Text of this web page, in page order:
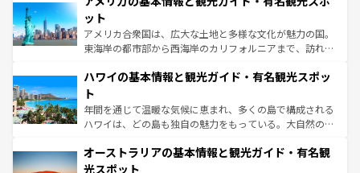
博物館もあり、アルプス観光だけでなく町歩きも満喫する
ことができる。国民の所得が高いため物価も高いが、旅行
者向けの交通パス提供のサービスもあり、うまく活用すれ
着のスイス情報はコンテンツ一覧を参照してほしい。
ット
アメリカ合衆国は、広大な土地と多様な文化が魅力の国。
東海岸の都市部から西海岸のカリフォルニアまで、訪れる
のような巨大都市は、観光、ショッピング、エンターテイ
ンメントが詰まった刺激的なスポットだ。一方、アメリカ
西部には大自然が広がり、グランドキャニオンやイエロー
ストーン国立公園といった絶景が堪能できる。さらに、南
文化が魅力。旅行者はアメリカの各地域で異なる魅力を楽
しみながら、その多様性と豊かな歴史を感じることができ
ハワイの基本情報と観光ガイド・有名観光スポッ
ト
年間を通じて温暖な気候に恵まれ、多くの島で構成される
ハワイは、どの島も独自の魅力をもっている。大自然の神
ワイ島は見逃せない。また、定番の観光地といえばオアフ
島だが、静かな自然を求めるならマウイ島やカウアイ島が
オーストラリアの基本情報と観光ガイド・有名観
光スポット